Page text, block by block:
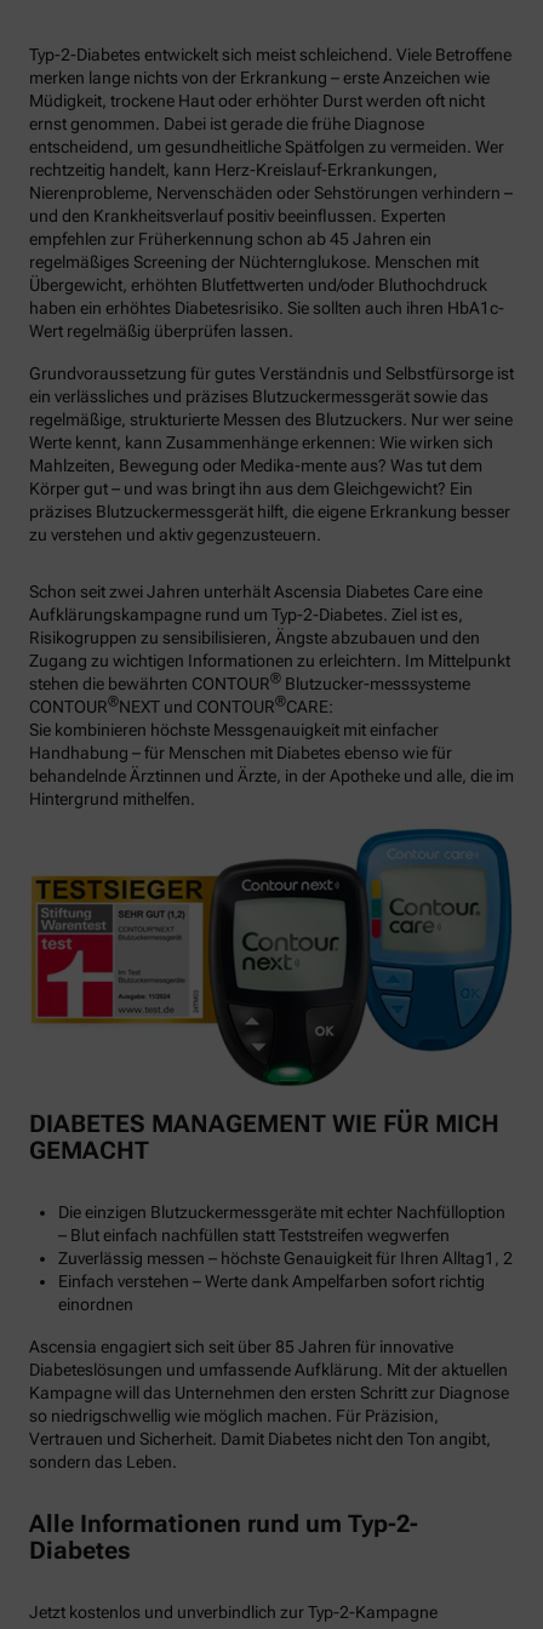
Typ-2-Diabetes entwickelt sich meist schleichend. Viele Betroffene
merken lange nichts von der Erkrankung – erste Anzeichen wie
Müdigkeit, trockene Haut oder erhöhter Durst werden oft nicht
ernst genommen. Dabei ist gerade die frühe Diagnose
entscheidend, um gesundheitliche Spätfolgen zu vermeiden. Wer
rechtzeitig handelt, kann Herz-Kreislauf-Erkrankungen,
Nierenprobleme, Nervenschäden oder Sehstörungen verhindern –
und den Krankheitsverlauf positiv beeinflussen. Experten
empfehlen zur Früherkennung schon ab 45 Jahren ein
regelmäßiges Screening der Nüchternglukose. Menschen mit
Übergewicht, erhöhten Blutfettwerten und/oder Bluthochdruck
haben ein erhöhtes Diabetesrisiko. Sie sollten auch ihren HbA1c-
Wert regelmäßig überprüfen lassen.
Grundvoraussetzung für gutes Verständnis und Selbstfürsorge ist
ein verlässliches und präzises Blutzuckermessgerät sowie das
regelmäßige, strukturierte Messen des Blutzuckers. Nur wer seine
Werte kennt, kann Zusammenhänge erkennen: Wie wirken sich
Mahlzeiten, Bewegung oder Medika-mente aus? Was tut dem
Körper gut – und was bringt ihn aus dem Gleichgewicht? Ein
präzises Blutzuckermessgerät hilft, die eigene Erkrankung besser
zu verstehen und aktiv gegenzusteuern.
Schon seit zwei Jahren unterhält Ascensia Diabetes Care eine
Aufklärungskampagne rund um Typ-2-Diabetes. Ziel ist es,
Risikogruppen zu sensibilisieren, Ängste abzubauen und den
Zugang zu wichtigen Informationen zu erleichtern. Im Mittelpunkt
stehen die bewährten CONTOUR® Blutzucker-messsysteme
CONTOUR®NEXT und CONTOUR®CARE:
Sie kombinieren höchste Messgenauigkeit mit einfacher
Handhabung – für Menschen mit Diabetes ebenso wie für
behandelnde Ärztinnen und Ärzte, in der Apotheke und alle, die im
Hintergrund mithelfen.
DIABETES MANAGEMENT WIE FÜR MICH
GEMACHT
Die einzigen Blutzuckermessgeräte mit echter Nachfülloption
– Blut einfach nachfüllen statt Teststreifen wegwerfen
Zuverlässig messen – höchste Genauigkeit für Ihren Alltag1, 2
Einfach verstehen – Werte dank Ampelfarben sofort richtig
einordnen
Ascensia engagiert sich seit über 85 Jahren für innovative
Diabeteslösungen und umfassende Aufklärung. Mit der aktuellen
Kampagne will das Unternehmen den ersten Schritt zur Diagnose
so niedrigschwellig wie möglich machen. Für Präzision,
Vertrauen und Sicherheit. Damit Diabetes nicht den Ton angibt,
sondern das Leben.
Alle Informationen rund um Typ-2-
Diabetes
Jetzt kostenlos und unverbindlich zur Typ-2-Kampagne